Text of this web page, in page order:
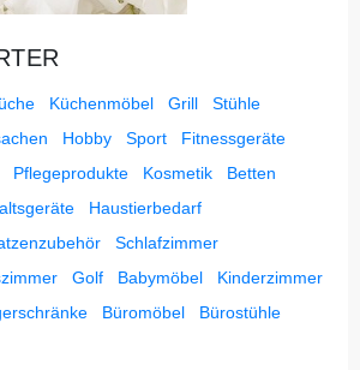
Küchenmöbel Grill
Stühle
Hobby Sport
Fitnessgeräte
Pflegeprodukte Kosmetik
Betten
Haustierbedarf
Schlafzimmer
Golf Babymöbel
Kinderzimmer
Büromöbel
Bürostühle